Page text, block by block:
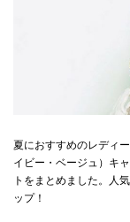
夏におすすめのレディ
イビー・ベージュ）キ
トをまとめました。人
ップ！